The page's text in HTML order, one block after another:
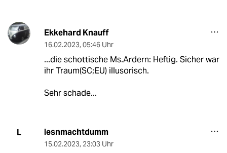
Ekkehard Knauff
16.02.2023, 05:46 Uhr
...die schottische Ms.Ardern: Heftig. Sicher war
ihr Traum(SC;EU) illusorisch.
Sehr schade...
L lesnmachtdumm
15.02.2023, 23:03 Uhr